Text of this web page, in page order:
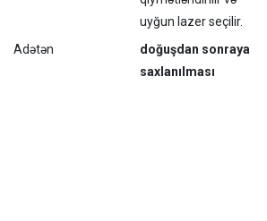
uyğun lazer seçilir.
Adətən
doğuşdan sonraya
saxlanılması